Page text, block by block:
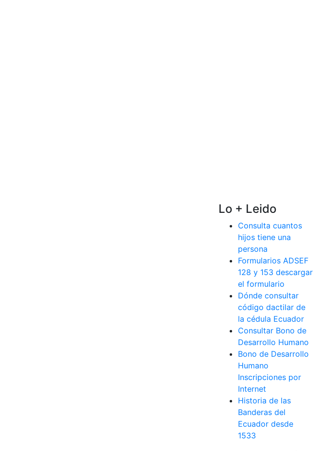
Lo + Leido
Consulta cuantos
hijos tiene una
persona
Formularios ADSEF
128 y 153 descargar
el formulario
Dónde consultar
código dactilar de
la cédula Ecuador
Consultar Bono de
Desarrollo Humano
Bono de Desarrollo
Humano
Inscripciones por
Internet
Historia de las
Banderas del
Ecuador desde
1533